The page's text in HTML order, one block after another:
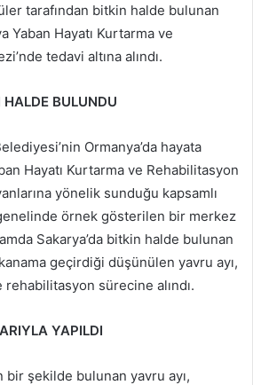
tarafından bitkin halde bulunan
Yaban Hayatı Kurtarma ve
tedavi altına alındı.
HALDE BULUNDU
Ormanya’da hayata
Hayatı Kurtarma ve Rehabilitasyon
yönelik sunduğu kapsamlı
örnek gösterilen bir merkez
Sakarya’da bitkin halde bulunan
geçirdiği düşünülen yavru ayı,
rehabilitasyon sürecine alındı.
YAPILDI
şekilde bulunan yavru ayı,